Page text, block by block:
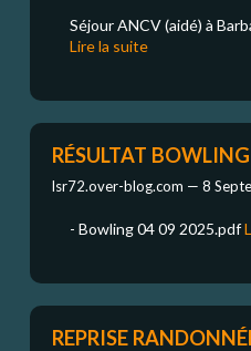
Séjour ANCV (aidé) à
Lire la suite
RÉSULTAT
lsr72.over-blog.com — 8
- Bowling 04 09 2025.pdf
REPRISE